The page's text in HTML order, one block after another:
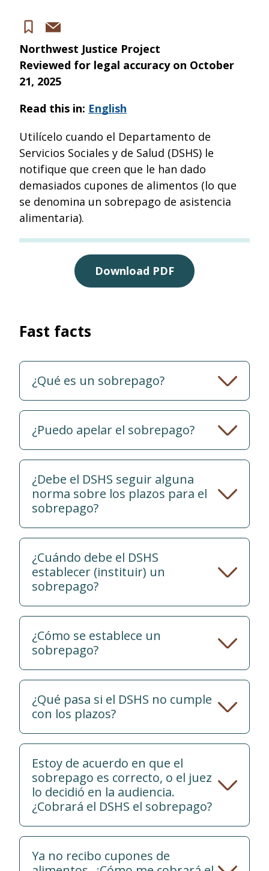
Northwest Justice Project
Reviewed for legal accuracy on October
21, 2025
Read this in: English
Utilícelo cuando el Departamento de
Servicios Sociales y de Salud (DSHS) le
notifique que creen que le han dado
demasiados cupones de alimentos (lo que
se denomina un sobrepago de asistencia
alimentaria).
Download PDF
Fast facts
¿Qué es un sobrepago?
¿Puedo apelar el sobrepago?
¿Debe el DSHS seguir alguna
norma sobre los plazos para el
sobrepago?
¿Cuándo debe el DSHS
establecer (instituir) un
sobrepago?
¿Cómo se establece un
sobrepago?
¿Qué pasa si el DSHS no cumple
con los plazos?
Estoy de acuerdo en que el
sobrepago es correcto, o el juez
lo decidió en la audiencia.
¿Cobrará el DSHS el sobrepago?
Ya no recibo cupones de
SaveShare
via
email